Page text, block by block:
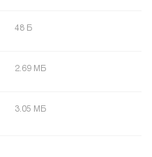
48 Б
2.69 МБ
3.05 МБ